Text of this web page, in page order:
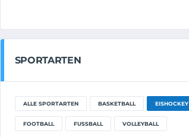
SPORTARTEN
ALLE SPORTARTEN BASKETBALL EISHOCKEY
FOOTBALL FUSSBALL VOLLEYBALL